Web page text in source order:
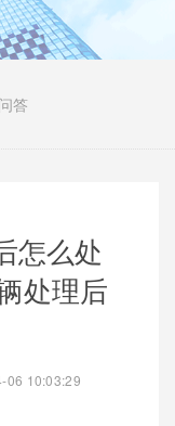
答
怎么处
处理后
06 10:03:29